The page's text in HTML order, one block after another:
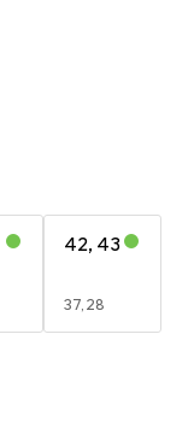
42, 43
EUR
37,28